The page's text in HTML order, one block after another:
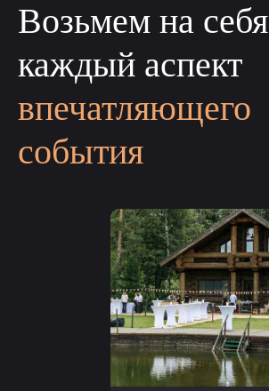
Возьмем на себя
каждый аспект
впечатляющего
события
Гармонично
вписываем
блюда разных
кухоньв общую
концепцию
мероприятия